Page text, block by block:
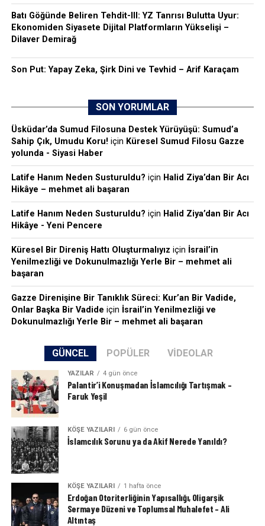
Batı Göğünde Beliren Tehdit-III: YZ Tanrısı Bulutta Uyur:
Ekonomiden Siyasete Dijital Platformların Yükselişi –
Dilaver Demirağ
Son Put: Yapay Zeka, Şirk Dini ve Tevhid – Arif Karaçam
SON YORUMLAR
Üsküdar’da Sumud Filosuna Destek Yürüyüşü: Sumud’a
Sahip Çık, Umudu Koru! için Küresel Sumud Filosu Gazze
yolunda - Siyasi Haber
Latife Hanım Neden Susturuldu? için Halid Ziya’dan Bir Acı
Hikâye – mehmet ali başaran
Latife Hanım Neden Susturuldu? için Halid Ziya’dan Bir Acı
Hikâye - Yeni Pencere
Küresel Bir Direniş Hattı Oluşturmalıyız için İsrail’in
Yenilmezliği ve Dokunulmazlığı Yerle Bir – mehmet ali
başaran
Gazze Direnişine Bir Tanıklık Süreci: Kur’an Bir Vadide,
Onlar Başka Bir Vadide için İsrail’in Yenilmezliği ve
Dokunulmazlığı Yerle Bir – mehmet ali başaran
GÜNCEL POPÜLER VIDEOLAR
YAZILAR 4 gün önce
Palantir’i Konuşmadan İslamcılığı Tartışmak –
Faruk Yeşil
KÖŞE YAZILARI 6 gün önce
İslamcılık Sorunu ya da Akif Nerede Yanıldı?
KÖŞE YAZILARI 1 hafta önce
Erdoğan Otoriterliğinin Yapısallığı, Oligarşik
Sermaye Düzeni ve Toplumsal Muhalefet – Ali
Altıntaş